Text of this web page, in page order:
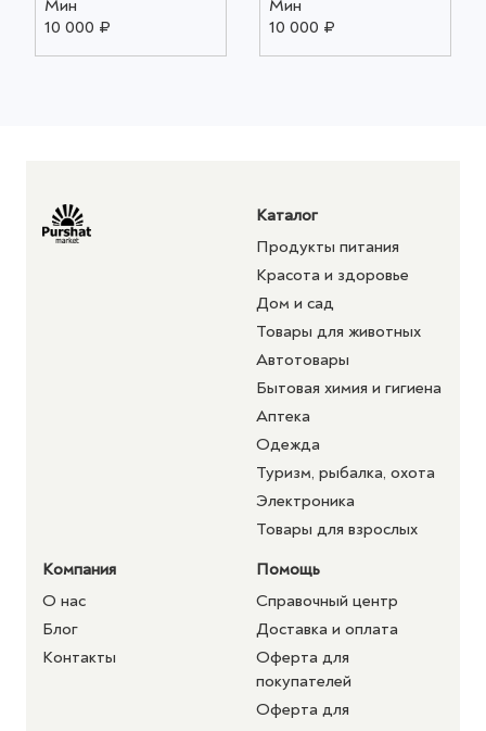
Мин
10 000 ₽
Мин
10 000 ₽
Каталог
Продукты питания
Красота и здоровье
Дом и сад
Товары для животных
Автотовары
Бытовая химия и гигиена
Аптека
Одежда
Туризм, рыбалка, охота
Электроника
Товары для взрослых
Компания
О нас
Блог
Контакты
Помощь
Справочный центр
Доставка и оплата
Оферта для
покупателей
Оферта для